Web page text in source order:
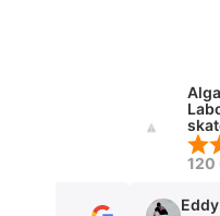
120
Eddy